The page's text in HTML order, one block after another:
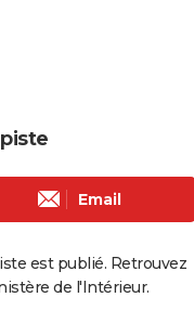
Email
est publié. Retrouvez
de l'Intérieur.